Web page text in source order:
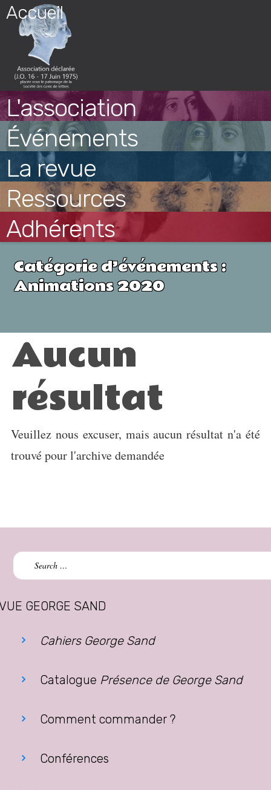
Skip
content
Accueil
L'association
Événements
La revue
Ressources
Adhérents
Catégorie d’événements :
Animations 2020
Aucun
résultat
Veuillez nous excuser, mais aucun résultat n'a été
trouvé pour l'archive demandée
Search
for:
GEORGE SAND
Cahiers George Sand
Catalogue Présence de George Sand
Comment commander ?
Conférences